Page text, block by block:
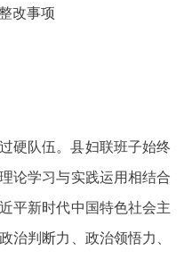
改事项
硬队伍。县妇联班子始终
论学习与实践运用相结合
平新时代中国特色社会主
治判断力、政治领悟力、